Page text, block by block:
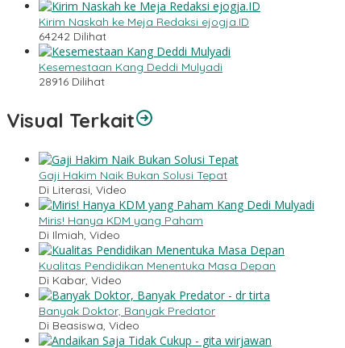
Kirim Naskah ke Meja Redaksi ejogja.ID
64242 Dilihat
Kesemestaan Kang Deddi Mulyadi
28916 Dilihat
Visual Terkait
Gaji Hakim Naik Bukan Solusi Tepat
Di Literasi, Video
Miris! Hanya KDM yang Paham
Di Ilmiah, Video
Kualitas Pendidikan Menentuka Masa Depan
Di Kabar, Video
Banyak Doktor, Banyak Predator
Di Beasiswa, Video